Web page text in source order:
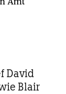
David
Blair